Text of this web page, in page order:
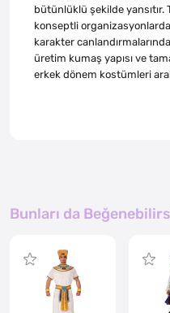
bütünlüklü şekilde yansıtır.
konseptli
karakter
üretim kumaş yapısı ve
erkek dönem kostümleri
Bunları da